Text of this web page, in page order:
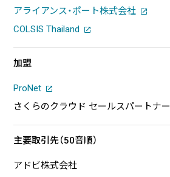
アライアンス・ポート株式会社
COLSIS Thailand
加盟
ProNet
さくらのクラウド セールスパートナー
主要取引先（50音順）
アドビ株式会社